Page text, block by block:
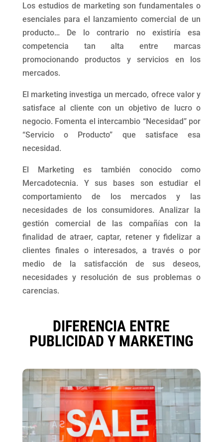
Los estudios de marketing son fundamentales o
esenciales para el lanzamiento comercial de un
producto… De lo contrario no existiría esa
competencia tan alta entre marcas
promocionando productos y servicios en los
mercados.
El marketing investiga un mercado, ofrece valor y
satisface al cliente con un objetivo de lucro o
negocio. Fomenta el intercambio “Necesidad” por
“Servicio o Producto” que satisface esa
necesidad.
El Marketing es también conocido como
Mercadotecnia. Y sus bases son estudiar el
comportamiento de los mercados y las
necesidades de los consumidores. Analizar la
gestión comercial de las compañías con la
finalidad de atraer, captar, retener y fidelizar a
clientes finales o interesados, a través o por
medio de la satisfacción de sus deseos,
necesidades y resolución de sus problemas o
carencias.
DIFERENCIA ENTRE
PUBLICIDAD Y MARKETING